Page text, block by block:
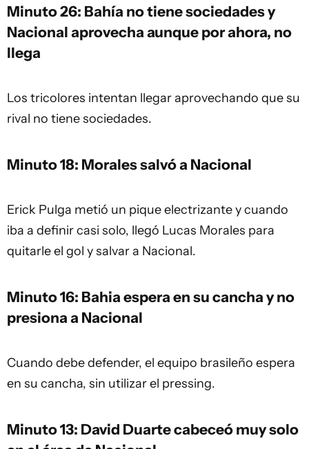
Minuto 26: Bahía no tiene sociedades y
Nacional aprovecha aunque por ahora, no
llega
Los tricolores intentan llegar aprovechando que su
rival no tiene sociedades.
Minuto 18: Morales salvó a Nacional
Erick Pulga metió un pique electrizante y cuando
iba a definir casi solo, llegó Lucas Morales para
quitarle el gol y salvar a Nacional.
Minuto 16: Bahia espera en su cancha y no
presiona a Nacional
Cuando debe defender, el equipo brasileño espera
en su cancha, sin utilizar el pressing.
Minuto 13: David Duarte cabeceó muy solo